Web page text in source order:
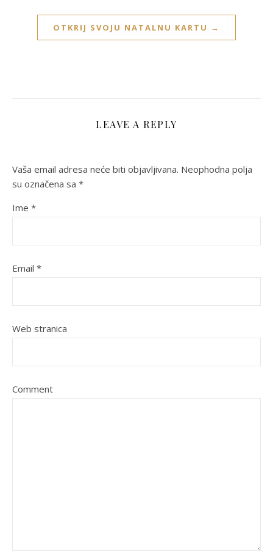
OTKRIJ SVOJU NATALNU KARTU →
LEAVE A REPLY
Vaša email adresa neće biti objavljivana. Neophodna polja
su označena sa *
Ime *
Email *
Web stranica
Comment